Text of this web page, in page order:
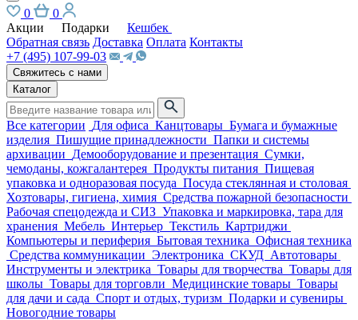
0
0
Акции
Подарки
Кешбек
Обратная связь Доставка Оплата Контакты
+7 (495) 107-99-03
Свяжитесь с нами
Каталог
Все категории Для офиса Канцтовары Бумага и бумажные
изделия Пишущие принадлежности Папки и системы
архивации Демооборудование и презентация Сумки,
чемоданы, кожгалантерея Продукты питания Пищевая
упаковка и одноразовая посуда Посуда стеклянная и столовая
Хозтовары, гигиена, химия Средства пожарной безопасности
Рабочая спецодежда и СИЗ Упаковка и маркировка, тара для
хранения Мебель Интерьер Текстиль Картриджи
Компьютеры и периферия Бытовая техника Офисная техника
Средства коммуникации Электроника СКУД Автотовары
Инструменты и электрика Товары для творчества Товары для
школы Товары для торговли Медицинские товары Товары
для дачи и сада Спорт и отдых, туризм Подарки и сувениры
Новогодние товары